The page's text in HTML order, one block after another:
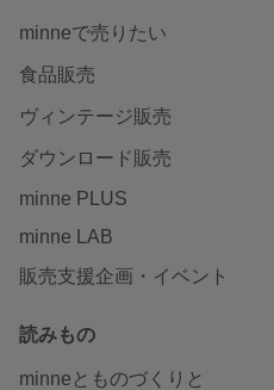
minneで売りたい
食品販売
ヴィンテージ販売
ダウンロード販売
minne PLUS
minne LAB
販売支援企画・イベント
読みもの
minneとものづくりと